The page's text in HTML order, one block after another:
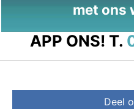
met ons
APP ONS! T.
Deel